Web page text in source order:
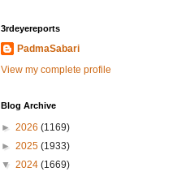
3rdeyereports
PadmaSabari
View my complete profile
Blog Archive
► 2026 (1169)
► 2025 (1933)
▼ 2024 (1669)